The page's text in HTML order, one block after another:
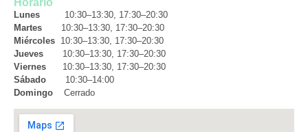
Lunes 10:30–13:30, 17:30–20:30
Martes 10:30–13:30, 17:30–20:30
Miércoles 10:30–13:30, 17:30–20:30
Jueves 10:30–13:30, 17:30–20:30
Viernes 10:30–13:30, 17:30–20:30
Sábado
10:30–14:00
Domingo
Cerrado